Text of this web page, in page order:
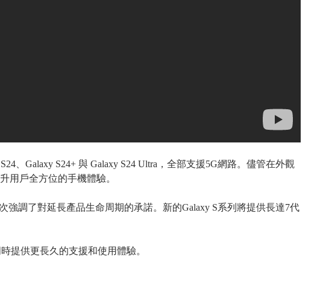
Galaxy S24+ 與 Galaxy S24 Ultra ，全部支援5G網路。儘管在外觀
用戶全方位的手機體驗。
強調了對延長產品生命周期的承諾。新的Galaxy S系列將提供長達7代
提供更長久的支援和使用體驗。